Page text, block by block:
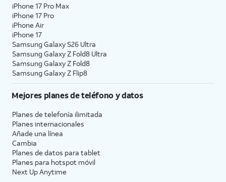
iPhone 17 Pro Max
iPhone 17 Pro
iPhone Air
iPhone 17
Samsung Galaxy S26 Ultra
Samsung Galaxy Z Fold8 Ultra
Samsung Galaxy Z Fold8
Samsung Galaxy Z Flip8
Mejores planes de teléfono y datos
Planes de telefonía ilimitada
Planes internacionales
Añade una línea
Cambia
Planes de datos para tablet
Planes para hotspot móvil
Next Up Anytime